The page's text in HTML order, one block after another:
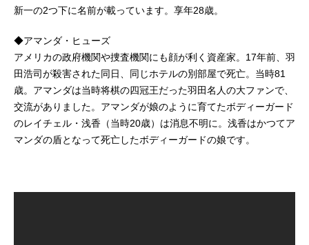
新一の2つ下に名前が載っています。享年28歳。
◆アマンダ・ヒューズ
アメリカの政府機関や捜査機関にも顔が利く資産家。17年前、羽
田浩司が殺害された同日、同じホテルの別部屋で死亡。当時81
歳。アマンダは当時将棋の四冠王だった羽田名人の大ファンで、
交流がありました。アマンダが娘のように育てたボディーガード
のレイチェル・浅香（当時20歳）は消息不明に。浅香はかつてア
マンダの盾となって死亡したボディーガードの娘です。